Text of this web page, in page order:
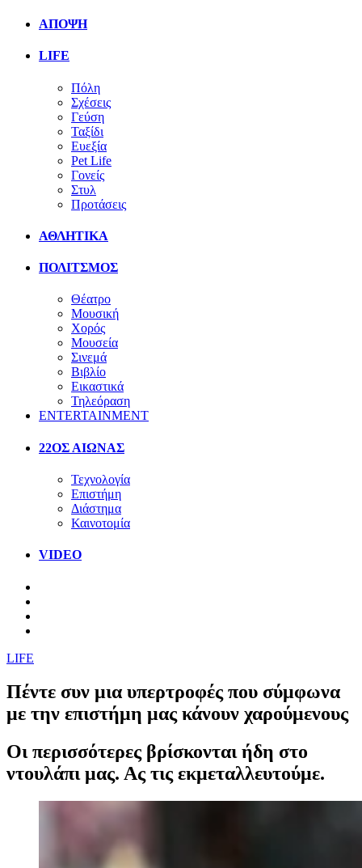
ΑΠΟΨΗ
LIFE
Πόλη
Σχέσεις
Γεύση
Ταξίδι
Ευεξία
Pet Life
Γονείς
Στυλ
Προτάσεις
ΑΘΛΗΤΙΚΑ
ΠΟΛΙΤΣΜΟΣ
Θέατρο
Μουσική
Χορός
Μουσεία
Σινεμά
Βιβλίο
Εικαστικά
Τηλεόραση
ENTERTAINMENT
22ΟΣ ΑΙΩΝΑΣ
Τεχνολογία
Επιστήμη
Διάστημα
Καινοτομία
VIDEO
LIFE
Πέντε συν μια υπερτροφές που σύμφωνα
με την επιστήμη μας κάνουν χαρούμενους
Οι περισσότερες βρίσκονται ήδη στο
ντουλάπι μας. Ας τις εκμεταλλευτούμε.